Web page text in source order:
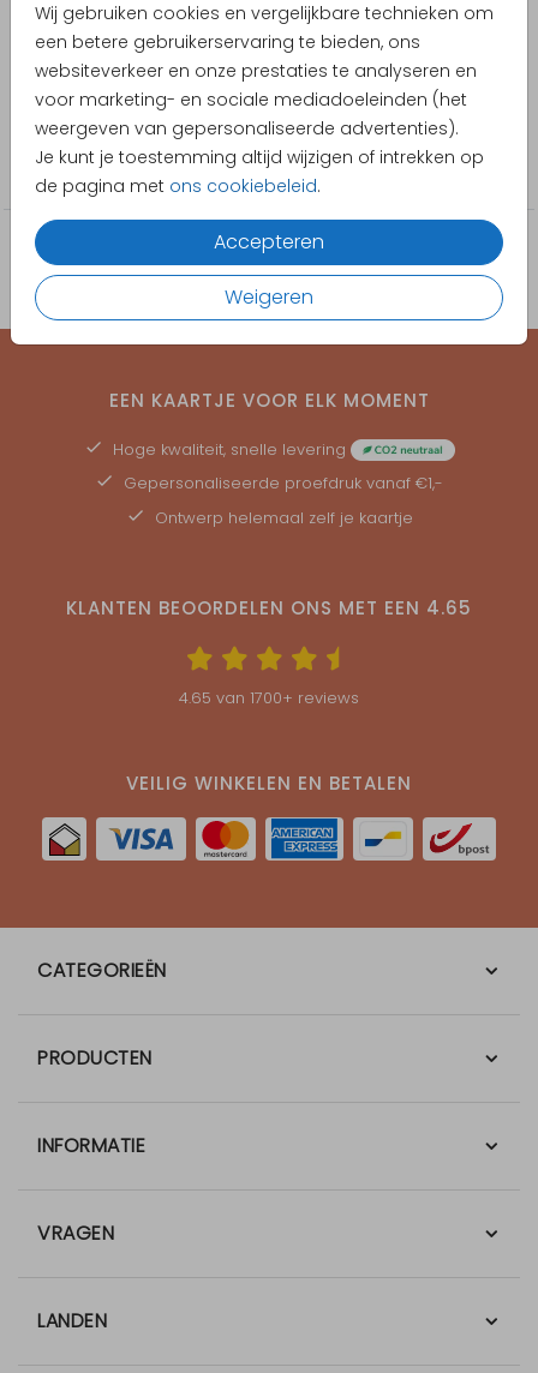
Wij gebruiken cookies en vergelijkbare technieken om
een betere gebruikerservaring te bieden, ons
websiteverkeer en onze prestaties te analyseren en
voor marketing- en sociale mediadoeleinden (het
weergeven van gepersonaliseerde advertenties).
Je kunt je toestemming altijd wijzigen of intrekken op
de pagina met ons cookiebeleid.
Accepteren
Weigeren
binnenkant voor extra stevigheid
De deksel is te personaliseren met afbeelding
en/of naam
De bedrukking is slijtvast (geen stickermateriaal)
Designer
Pretty Orange
Collectie
Geschenk Koffertje
EEN KAARTJE VOOR ELK MOMENT
Hoge kwaliteit, snelle levering
Gepersonaliseerde proefdruk vanaf €1,-
Ontwerp helemaal zelf je kaartje
KLANTEN BEOORDELEN ONS MET EEN 4.65
4.65 van 1700+ reviews
VEILIG WINKELEN EN BETALEN
CATEGORIEËN
PRODUCTEN
INFORMATIE
VRAGEN
LANDEN